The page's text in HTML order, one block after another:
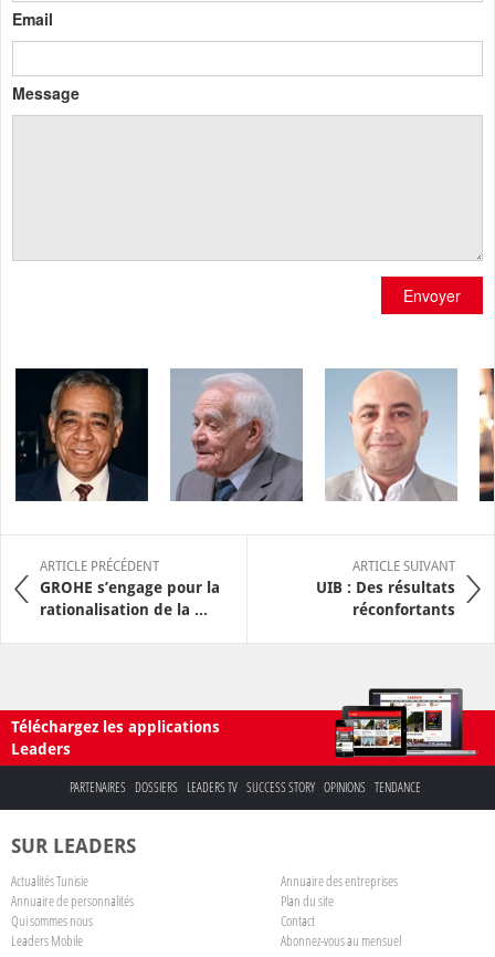
Email
Message
Envoyer
ARTICLE PRÉCÉDENT
GROHE s’engage pour la
rationalisation de la ...
ARTICLE SUIVANT
UIB : Des résultats
réconfortants
Téléchargez les applications
Leaders
PARTENAIRES DOSSIERS LEADERS TV SUCCESS STORY OPINIONS TENDANCE
SUR LEADERS
Actualités Tunisie
Annuaire des entreprises
Annuaire de personnalités
Plan du site
Qui sommes nous
Contact
Leaders Mobile
Abonnez-vous au mensuel